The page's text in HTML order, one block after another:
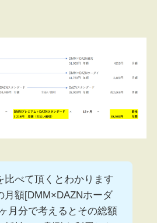
べて頂くとわかります
額[DMM×DAZNホーダ
月分で考えるとその総額